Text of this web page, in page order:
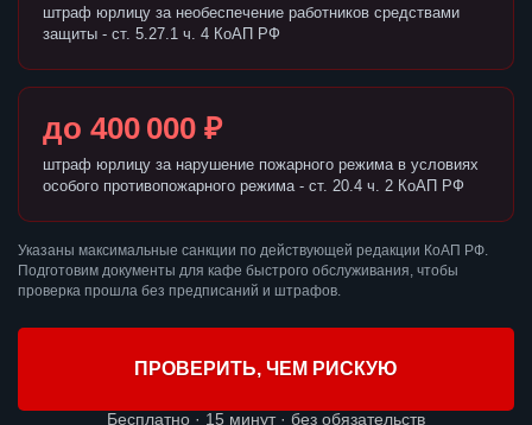
штраф юрлицу за необеспечение работников средствами
защиты - ст. 5.27.1 ч. 4 КоАП РФ
до 400 000 ₽
штраф юрлицу за нарушение пожарного режима в условиях
особого противопожарного режима - ст. 20.4 ч. 2 КоАП РФ
Указаны максимальные санкции по действующей редакции КоАП РФ.
Подготовим документы для кафе быстрого обслуживания, чтобы
проверка прошла без предписаний и штрафов.
ПРОВЕРИТЬ, ЧЕМ РИСКУЮ
Бесплатно · 15 минут · без обязательств